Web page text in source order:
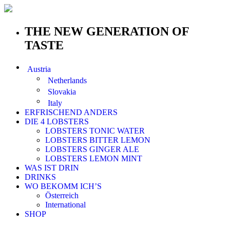
THE NEW GENERATION OF
TASTE
Austria
Netherlands
Slovakia
Italy
ERFRISCHEND ANDERS
DIE 4 LOBSTERS
LOBSTERS TONIC WATER
LOBSTERS BITTER LEMON
LOBSTERS GINGER ALE
LOBSTERS LEMON MINT
WAS IST DRIN
DRINKS
WO BEKOMM ICH’S
Österreich
International
SHOP